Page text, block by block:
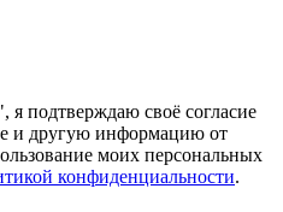
подтверждаю своё согласие
и другую информацию от
моих персональных
конфиденциальности.